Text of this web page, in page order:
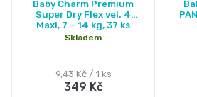
Baby Charm Premium
Super Dry Flex vel. 4
Maxi, 7 – 14 kg, 37 ks
hodnocení
produktu
4,9
z
Skladem
349 Kč
Měrná
cena:
9,43 Kč / 1 ks